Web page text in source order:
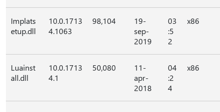
Implats
etup.dll
10.0.1713
4.1063
98,104
19-
sep-
2019
03
:5
2
x86
Luainst
all.dll
10.0.1713
4.1
50,080
11-
apr-
2018
04
:2
4
x86